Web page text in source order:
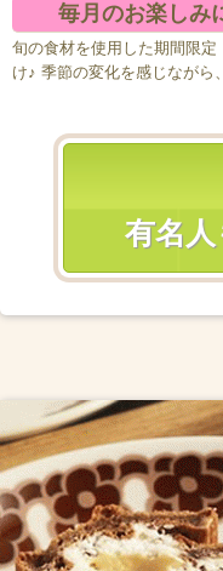
毎月のお楽しみ
旬の食材を使用した期間限
け♪ 季節の変化を感じながら
有名